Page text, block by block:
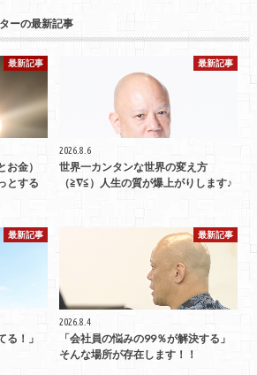
ーの最新記事
最新記事
お金）
とする
最新記事
2026.8.6
世界一カンタンな世界の変え方
（≧∇≦）人生の質が爆上がりします♪
最新記事
る！」
最新記事
2026.8.4
「会社員の悩みの99％が解決する」
そんな場所が存在します！！